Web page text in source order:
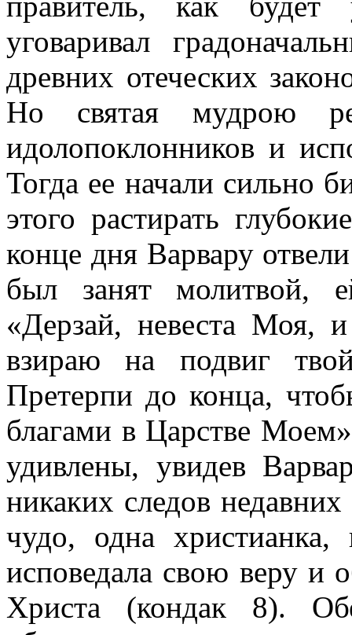
уговаривал
древних отеческих
Но святая мудрою
идолопоклонников и
Тогда ее начали сильно
этого растирать
конце дня Варвару
был занят молитвой,
«Дерзай, невеста
взираю на подвиг
Претерпи до конца,
благами в Царстве
удивлены, увидев
никаких следов
чудо, одна
исповедала свою веру и
Христа (кондак 8).